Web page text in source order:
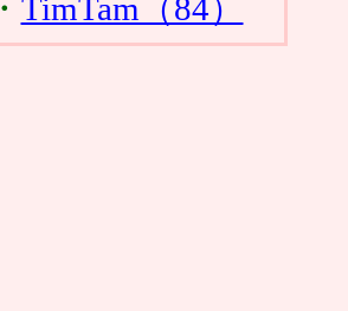
・ TimTam（84）